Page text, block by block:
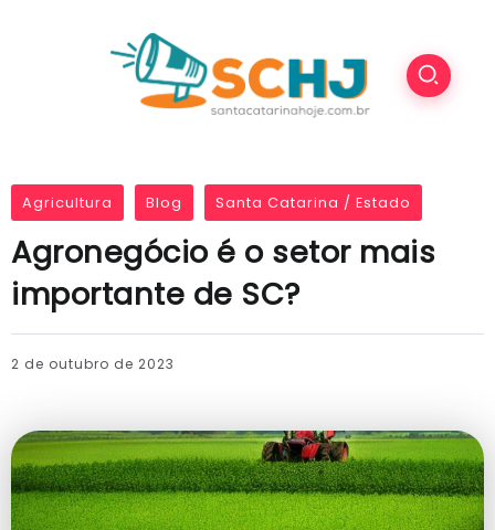
Agricultura Blog Santa Catarina / Estado
Agronegócio é o setor mais
importante de SC?
2 de outubro de 2023